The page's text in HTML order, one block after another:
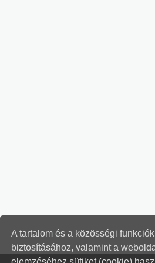
A tartalom és a közösségi funkciók
biztosításához, valamint a